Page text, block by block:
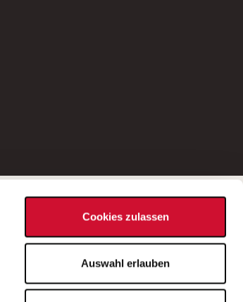
Cookies zulassen
Auswahl erlauben
Bei Fragen zu einer Stellenausschreibung
wenden Sie sich bitte an die*den in der
Stellenausschreibung genannte*n